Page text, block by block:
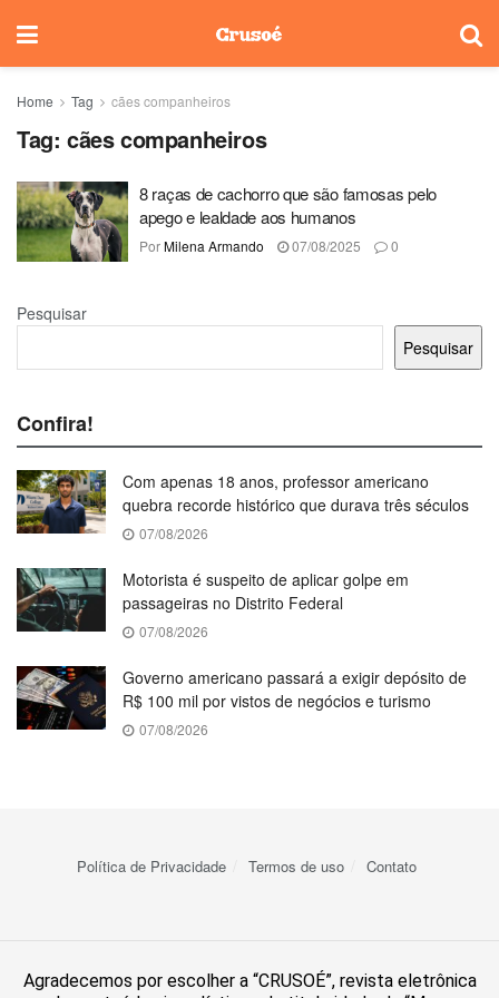
Home Tag cães companheiros
Tag: cães companheiros
8 raças de cachorro que são famosas pelo
apego e lealdade aos humanos
PorMilena Armando 07/08/2025 0
Pesquisar
Pesquisar
Confira!
Com apenas 18 anos, professor americano
quebra recorde histórico que durava três séculos
07/08/2026
Motorista é suspeito de aplicar golpe em
passageiras no Distrito Federal
07/08/2026
Governo americano passará a exigir depósito de
R$ 100 mil por vistos de negócios e turismo
07/08/2026
Política de Privacidade Termos de uso Contato
Agradecemos por escolher a “CRUSOÉ”, revista eletrônica